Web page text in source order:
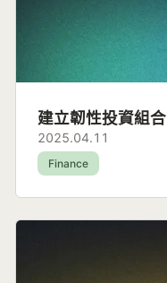
建立韌性投資組合
2025.04.11
Finance